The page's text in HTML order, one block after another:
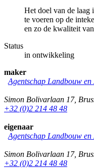
Het doel van de laag
te voeren op de
en zo de kwaliteit
Status
in ontwikkeling
maker
Agentschap Landbouw en
Simon Bolivarlaan 17,
+32 (0)2 214 48 48
eigenaar
Agentschap Landbouw en
Simon Bolivarlaan 17,
+32 (0)2 214 48 48